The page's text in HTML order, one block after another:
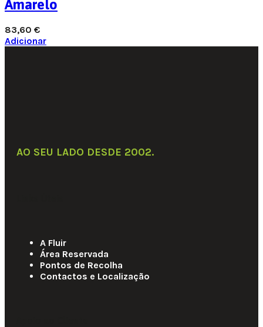
Amarelo
83,60 €
Adicionar
AO SEU LADO DESDE 2002.
A Fluir
Área Reservada
Pontos de Recolha
Contactos e Localização